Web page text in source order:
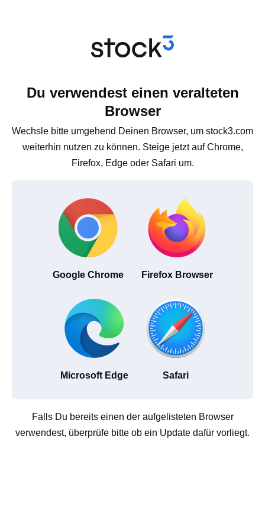
Du verwendest einen veralteten
Browser
Wechsle bitte umgehend Deinen Browser, um stock3.com
weiterhin nutzen zu können. Steige jetzt auf Chrome,
Firefox, Edge oder Safari um.
Google Chrome Firefox Browser
Microsoft Edge Safari
Falls Du bereits einen der aufgelisteten Browser
verwendest, überprüfe bitte ob ein Update dafür vorliegt.